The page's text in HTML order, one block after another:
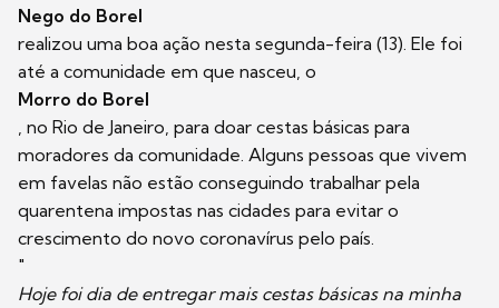
Nego do Borel
realizou uma boa ação nesta segunda-feira (13). Ele foi
até a comunidade em que nasceu, o
Morro do Borel
, no Rio de Janeiro, para doar cestas básicas para
moradores da comunidade. Alguns pessoas que vivem
em favelas não estão conseguindo trabalhar pela
quarentena impostas nas cidades para evitar o
crescimento do novo coronavírus pelo país.
"
Hoje foi dia de entregar mais cestas básicas na minha